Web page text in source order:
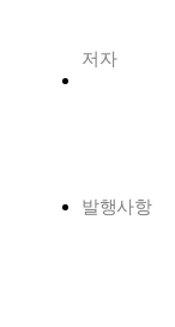
저자
발행사항